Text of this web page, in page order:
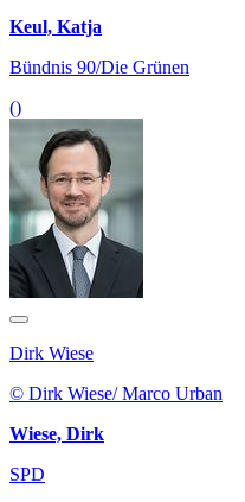
Keul, Katja
Bündnis 90/Die Grünen
()
Dirk Wiese
© Dirk Wiese/ Marco Urban
Wiese, Dirk
SPD